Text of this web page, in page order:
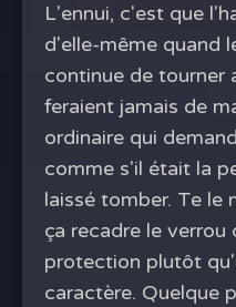
L'ennui, c'est que
d'elle-même quand
continue de tourner
feraient jamais de
ordinaire qui
comme s'il était la
laissé tomber. Te le
ça recadre le verrou
protection plutôt
caractère. Quelque